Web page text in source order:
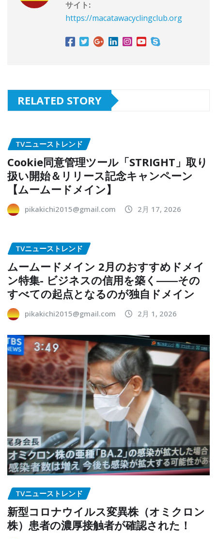
サイト:
https://macatawacyclingclub.org
RELATED STORY
TVニューストレンド
Cookie同意管理ツール「STRIGHT」取り
扱い開始＆リリース記念キャンペーン
【ムームードメイン】
pikakichi2015@gmail.com 2月 17, 2026
TVニューストレンド
ムームードメイン 2月のおすすめドメイ
ン特集- ビジネスの信用を築く――その
すべての起点となるのが独自ドメイン
pikakichi2015@gmail.com 2月 1, 2026
TVニューストレンド
新型コロナウイルス変異株（オミクロン
株）患者の濃厚接触者が確認された！